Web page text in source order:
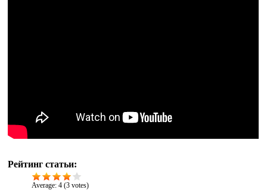
Рейтинг статьи:
Average:4 (3 votes)